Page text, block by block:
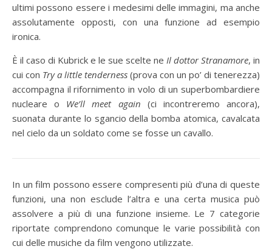
ultimi possono essere i medesimi delle immagini, ma anche
assolutamente opposti, con una funzione ad esempio
ironica.
È il caso di Kubrick e le sue scelte ne Il dottor Stranamore, in
cui con Try a little tenderness (prova con un po’ di tenerezza)
accompagna il rifornimento in volo di un superbombardiere
nucleare o We’ll meet again (ci incontreremo ancora),
suonata durante lo sgancio della bomba atomica, cavalcata
nel cielo da un soldato come se fosse un cavallo.
In un film possono essere compresenti più d’una di queste
funzioni, una non esclude l’altra e una certa musica può
assolvere a più di una funzione insieme. Le 7 categorie
riportate comprendono comunque le varie possibilità con
cui delle musiche da film vengono utilizzate.